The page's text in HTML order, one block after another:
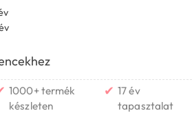
1000+ termék
készleten
✔ 17 év
tapasztalat